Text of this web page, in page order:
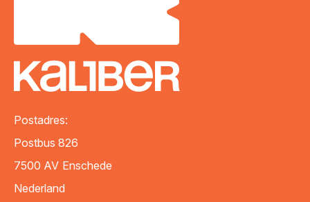
Postadres:
Postbus 826
7500 AV Enschede
Nederland